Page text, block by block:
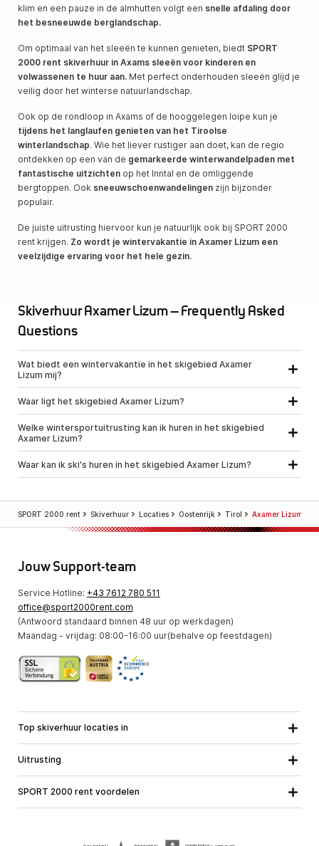
klim en een pauze in de almhutten volgt een snelle afdaling door
het besneeuwde berglandschap.
Om optimaal van het sleeën te kunnen genieten, biedt SPORT
2000 rent skiverhuur in Axams sleeën voor kinderen en
volwassenen te huur aan. Met perfect onderhouden sleeën glijd je
veilig door het winterse natuurlandschap.
Ook op de rondloop in Axams of de hooggelegen loipe kun je
tijdens het langlaufen genieten van het Tiroolse
winterlandschap. Wie het liever rustiger aan doet, kan de regio
ontdekken op een van de gemarkeerde winterwandelpaden met
fantastische uitzichten op het Inntal en de omliggende
bergtoppen. Ook sneeuwschoenwandelingen zijn bijzonder
populair.
De juiste uitrusting hiervoor kun je natuurlijk ook bij SPORT 2000
rent krijgen. Zo wordt je wintervakantie in Axamer Lizum een
veelzijdige ervaring voor het hele gezin.
Skiverhuur Axamer Lizum – Frequently Asked
Questions
Wat biedt een wintervakantie in het skigebied Axamer
Lizum mij?
Waar ligt het skigebied Axamer Lizum?
Welke wintersportuitrusting kan ik huren in het skigebied
Axamer Lizum?
Waar kan ik ski's huren in het skigebied Axamer Lizum?
SPORT 2000 rent Skiverhuur Locaties Oostenrijk Tirol Axamer Lizum
Jouw Support-team
Service Hotline: +43 7612 780 511
office@sport2000rent.com
(Antwoord standaard binnen 48 uur op werkdagen)
Maandag - vrijdag: 08:00-16:00 uur(behalve op feestdagen)
Top skiverhuur locaties in
Stiermarken
Vorarlberg
Uitrusting
SPORT 2000 rent voordelen